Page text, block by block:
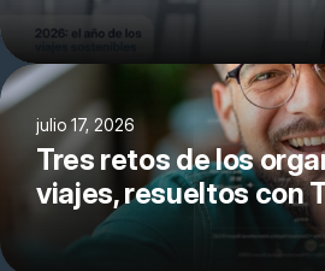
julio 17, 2026
Tres retos de los
viajes, resueltos con